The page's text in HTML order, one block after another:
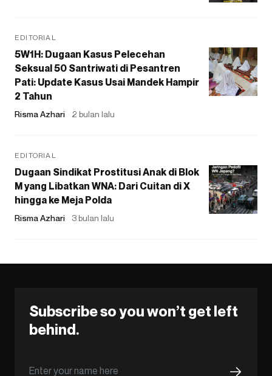
EDITORIAL
5W1H: Dugaan Kasus Pelecehan
Seksual 50 Santriwati di Pesantren
Pati: Update Kasus Usai Mandek Hampir
2 Tahun
Risma Azhari 2 bulan lalu
EDITORIAL
Dugaan Sindikat Prostitusi Anak di Blok
M yang Libatkan WNA: Dari Cuitan di X
hingga ke Meja Polda
Risma Azhari 3 bulan lalu
Subscribe so you won’t get left
behind.